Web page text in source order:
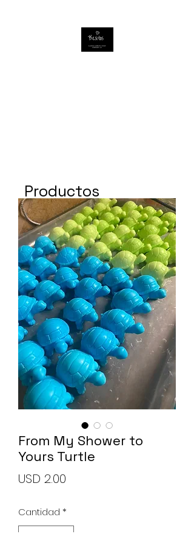
Productos
relacionados
Soap Set
Precio
USD 10.00
Agregar al carrito
From My Shower to
Yours Turtle
USD 2.00
Cantidad *